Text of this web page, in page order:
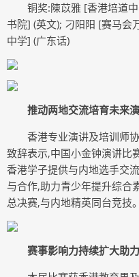
铜奖:陳苡雅 [香港培道
书院] (英文); 刁阳阳 [赛马会
中学] (广东话)
推动两地交流培育未来
香港专业演讲及培训师
致辞表示,中国小金钟演讲比
香港学子提供与内地选手交
与合作,助力青少年提升综合
总决赛,与内地精英同台竞技。
赛事影响力持续扩大助